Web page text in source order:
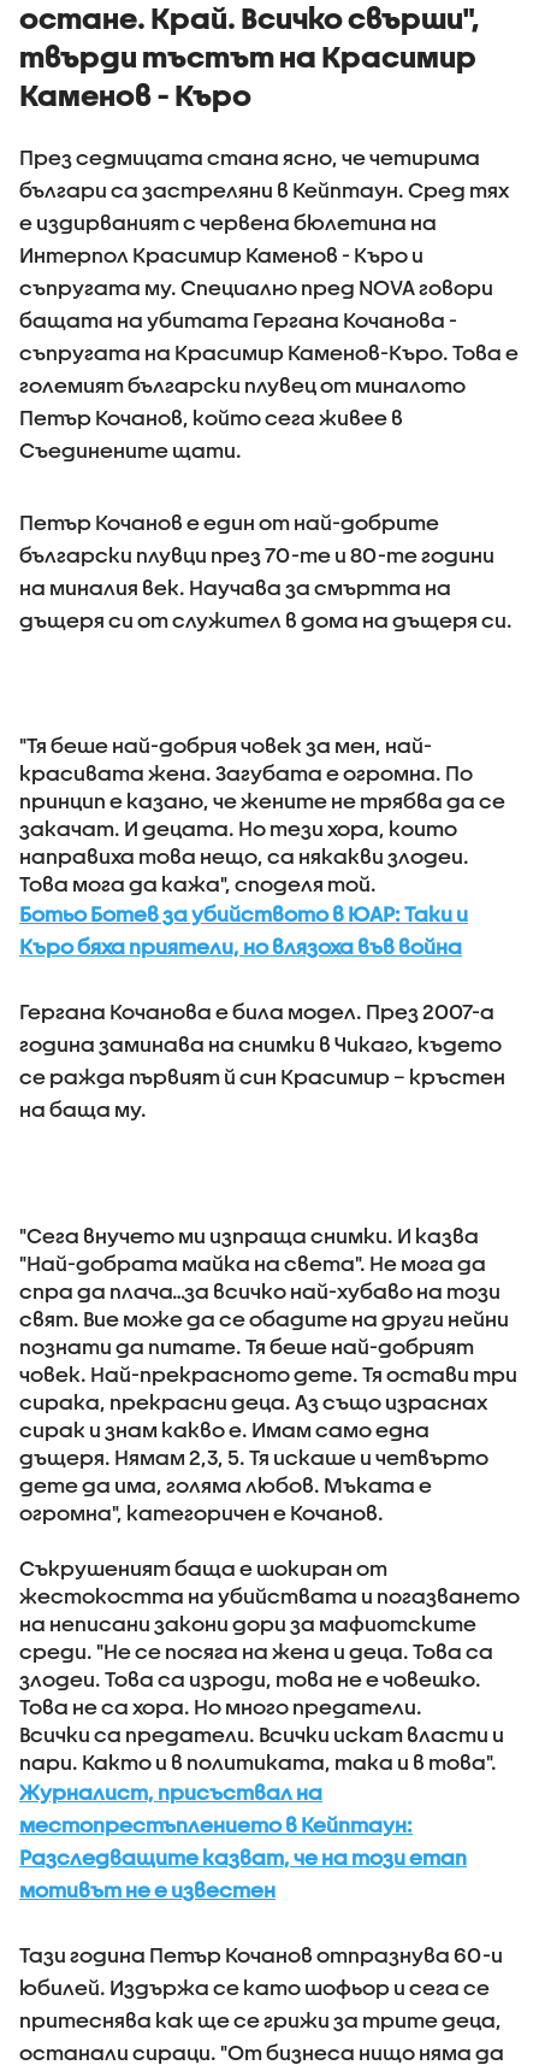
остане. Край. Всичко свърши",
твърди тъстът на Красимир
Каменов - Къро
През седмицата стана ясно, че четирима
българи са застреляни в Кейптаун. Сред тях
е издирваният с червена бюлетина на
Интерпол Красимир Каменов - Къро и
съпругата му. Специално пред NOVA говори
бащата на убитата Гергана Кочанова -
съпругата на Красимир Каменов-Къро. Това е
големият български плувец от миналото
Петър Кочанов, който сега живее в
Съединените щати.
Петър Кочанов е един от най-добрите
български плувци през 70-те и 80-те години
на миналия век. Научава за смъртта на
дъщеря си от служител в дома на дъщеря си.
"Тя беше най-добрия човек за мен, най-
красивата жена. Загубата е огромна. По
принцип е казано, че жените не трябва да се
закачат. И децата. Но тези хора, които
направиха това нещо, са някакви злодеи.
Това мога да кажа", споделя той.
Ботьо Ботев за убийството в ЮАР: Таки и
Къро бяха приятели, но влязоха във война
Гергана Кочанова е била модел. През 2007-а
година заминава на снимки в Чикаго, където
се ражда първият й син Красимир – кръстен
на баща му.
"Сега внучето ми изпраща снимки. И казва
"Най-добрата майка на света". Не мога да
спра да плача…за всичко най-хубаво на този
свят. Вие може да се обадите на други нейни
познати да питате. Тя беше най-добрият
човек. Най-прекрасното дете. Тя остави три
сирака, прекрасни деца. Аз също израснах
сирак и знам какво е. Имам само една
дъщеря. Нямам 2,3, 5. Тя искаше и четвърто
дете да има, голяма любов. Мъката е
огромна", категоричен е Кочанов.
Съкрушеният баща е шокиран от
жестокостта на убийствата и погазването
на неписани закони дори за мафиотските
среди. "Не се посяга на жена и деца. Това са
злодеи. Това са изроди, това не е човешко.
Това не са хора. Но много предатели.
Всички са предатели. Всички искат власти и
пари. Както и в политиката, така и в това".
Журналист, присъствал на
местопрестъплението в Кейптаун:
Разследващите казват, че на този етап
мотивът не е известен
Тази година Петър Кочанов отпразнува 60-и
юбилей. Издържа се като шофьор и сега се
притеснява как ще се грижи за трите деца,
останали сираци. "От бизнеса нищо няма да